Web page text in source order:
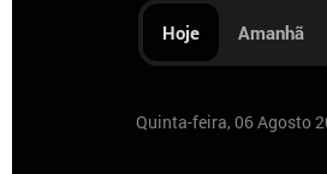
Hoje Amanhã
Quinta-feira, 06 Agosto